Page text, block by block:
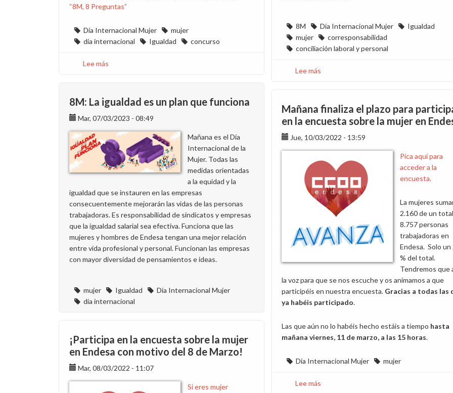
8M Día Internacional Mujer
Igualdad
mujer
corresponsabilidad
conciliación laboral y personal
Lee más
la
encuesta
sobre
conciliación
en
Endesa
el
8M!
“8M, 8 Preguntas”
Día Internacional Mujer
mujer
día internacional
Igualdad concurso
Lee más
concurso
sobre
la
igualdad
en
Endesa
con
del
8
de
Marzo!
8M: La igualdad es un plan que funciona
Mar, 07/03/2023 - 08:49
Mañana es el Día
Internacional de la
Mujer. Todas las
medidas orientadas
a la equidad y la
igualdad que se instauren en las empresas
consecuentemente mejorarán las vidas de las personas
trabajadoras. Es responsabilidad de sindicatos y empresas
que la igualdad salarial sea efectiva. Funciona que las
mujeres y hombres de Endesa tengan una mejor relación
entre vida profesional y personal. Funcionan las empresas
con mayor diversidad de pensamientos e ideas.
mujer Igualdad
Día Internacional Mujer
día internacional
Mañana finaliza el plazo para
en la encuesta sobre la mujer en
Jue, 10/03/2022 - 13:59
Pica aquí para
acceder a la
encuesta.
La mujeres
2.160 de un
8.757 personas
trabajadoras en
Endesa. Solo un
% del total.
Tendremos que
la voz para que se nos escuche y os animamos a que
participéis en nuestra encuesta. Gracias a todas las
ya habéis participado.
Las que aún no lo habéis hecho estáis a tiempo hasta
mañana viernes, 11 de marzo, a las 15 horas.
Día Internacional Mujer mujer
Lee más
¡Participa en la encuesta sobre la mujer
en Endesa con motivo del 8 de Marzo!
Mar, 08/03/2022 - 11:07
Si eres mujer